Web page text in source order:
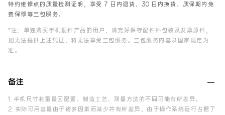
特约维修点的质量检测证明，享受 7 日内退货、30 日内换货、质保期内免
费保修等三包服务。
*注：单独购买手机配件产品的用户，请完好保存配件外包装及发票原件，
如无法提供上述凭证，将无法享受三包服务。三包服务内容以国家规定为
准。
备注
1. 手机尺寸和重量因配置、制造工艺、测量方法的不同可能有所差异。
2. 实际可用容量由于诸多因素而减少并有所差异，由于操作系统运行占据了